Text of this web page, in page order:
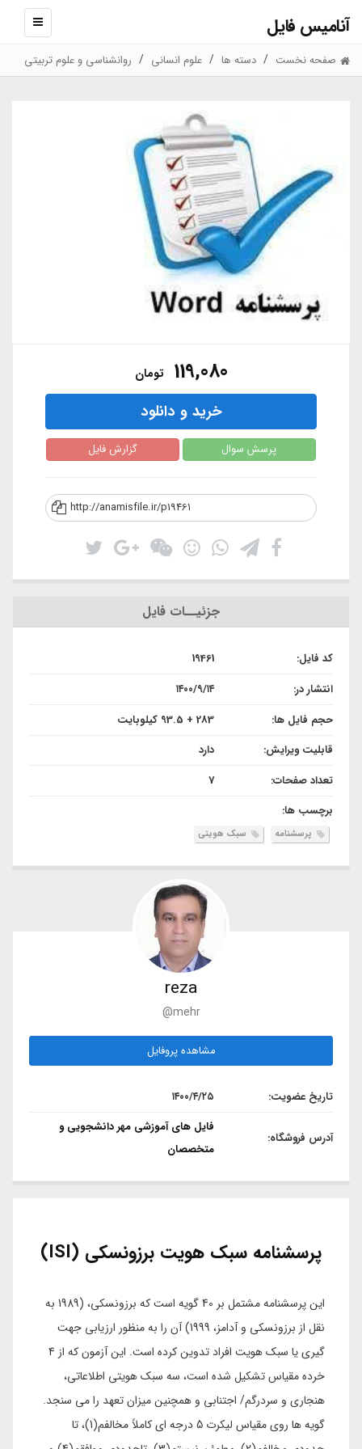
آنامیس فایل
نمایش
صفحه نخست دسته ها علوم انسانی روانشناسی و علوم تربیتی
119,080 تومان
خرید و دانلود
پرسش سوال گزارش فایل
http://anamisfile.ir/p19461
جزئیــات فایل
کد فایل:
19461
انتشار در:
۱۴۰۰/۹/۱۴
حجم فایل ها:
283 + 93.5 کیلوبایت
قابلیت ویرایش:
دارد
تعداد صفحات:
7
برچسب ها:
پرسشنامه سبک هویتی
reza
@mehr
مشاهده پروفایل
تاریخ عضویت: ۱۴۰۰/۴/۲۵
آدرس فروشگاه:
فایل های آموزشی مهر دانشجویی و
متخصصان
پرسشنامه سبک هویت برزونسکی (ISI)
این پرسشنامه مشتمل بر 40 گویه است که برزونسکی، (1989 به
نقل از برزونسکی و آدامز، 1999) آن را به منظور ارزیابی جهت
گیری یا سبک هویت افراد تدوین کرده است. این آزمون که از 4
خرده مقیاس تشکیل شده است، سه سبک هویتی اطلاعاتی،
هنجاری و سردرگم/ اجتنابی و همچنین میزان تعهد را می سنجد.
گویه ها روی مقیاس لیکرت 5 درجه ای کاملاً مخالفم(1)، تا